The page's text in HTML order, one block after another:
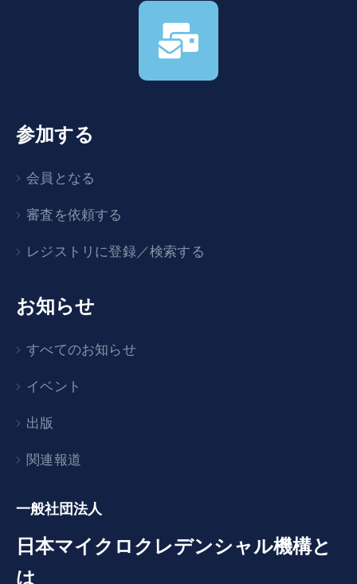
参加する
会員となる
審査を依頼する
レジストリに登録／検索する
お知らせ
すべてのお知らせ
イベント
出版
関連報道
一般社団法人
日本マイクロクレデンシャル機構と
は